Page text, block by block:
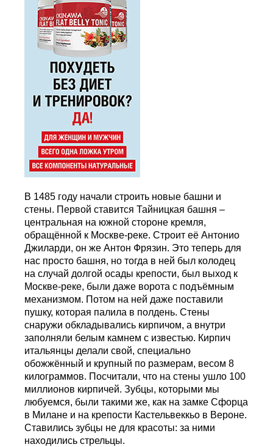
В 1485 году начали строить новые башни и
стены. Первой ставится Тайницкая башня –
центральная на южной стороне кремля,
обращённой к Москве-реке. Строит её Антонио
Джиларди, он же Антон Фрязин. Это теперь для
нас просто башня, но тогда в ней был колодец
на случай долгой осады крепости, был выход к
Москве-реке, были даже ворота с подъёмным
механизмом. Потом на ней даже поставили
пушку, которая палила в полдень. Стены
снаружи обкладывались кирпичом, а внутри
заполняли белым камнем с известью. Кирпич
итальянцы делали свой, специально
обожжённый и крупный по размерам, весом 8
килограммов. Посчитали, что на стены ушло 100
миллионов кирпичей. Зубцы, которыми мы
любуемся, были такими же, как на замке Сфорца
в Милане и на крепости Кастельвеккьо в Вероне.
Ставились зубцы не для красоты: за ними
находились стрельцы.